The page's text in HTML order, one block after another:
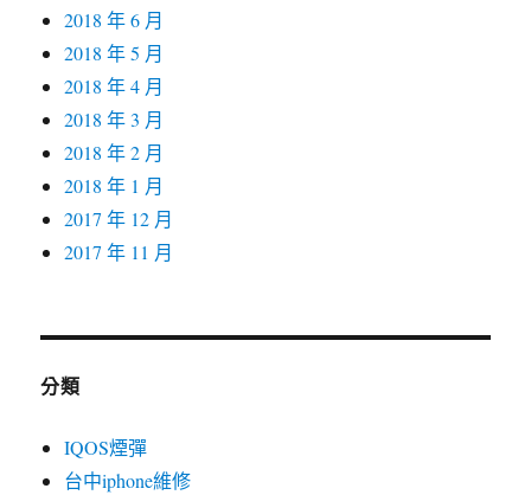
2018 年 6 月
2018 年 5 月
2018 年 4 月
2018 年 3 月
2018 年 2 月
2018 年 1 月
2017 年 12 月
2017 年 11 月
分類
IQOS煙彈
台中iphone維修